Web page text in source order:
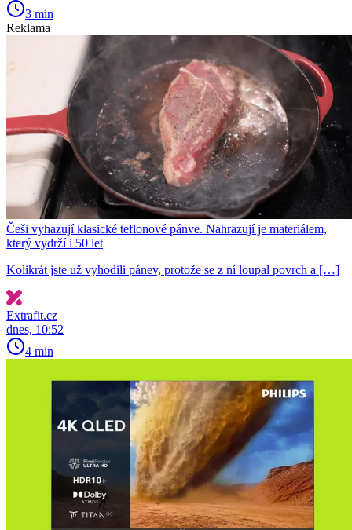
3 min
Reklama
Češi vyhazují klasické teflonové pánve. Nahrazují je materiálem,
který vydrží i 50 let
Kolikrát jste už vyhodili pánev, protože se z ní loupal povrch a […]
Extrafit.cz
dnes, 10:52
4 min